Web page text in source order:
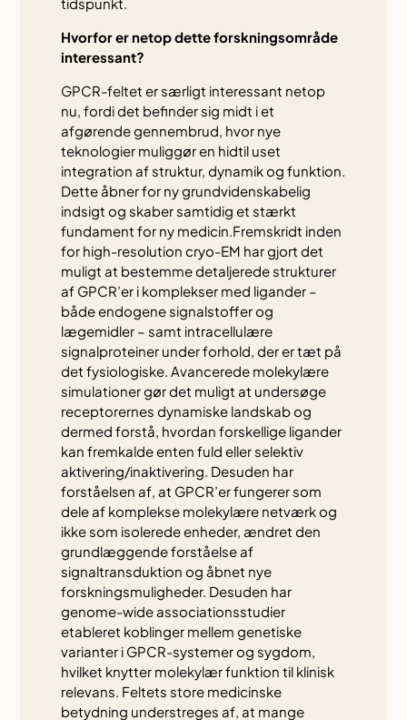
Hvorfor er netop dette forskningsområde
interessant?
GPCR-feltet er særligt interessant netop
nu, fordi det befinder sig midt i et
afgørende gennembrud, hvor nye
teknologier muliggør en hidtil uset
integration af struktur, dynamik og funktion.
Dette åbner for ny grundvidenskabelig
indsigt og skaber samtidig et stærkt
fundament for ny medicin.Fremskridt inden
for high-resolution cryo-EM har gjort det
muligt at bestemme detaljerede strukturer
af GPCR’er i komplekser med ligander –
både endogene signalstoffer og
lægemidler – samt intracellulære
signalproteiner under forhold, der er tæt på
det fysiologiske. Avancerede molekylære
simulationer gør det muligt at undersøge
receptorernes dynamiske landskab og
dermed forstå, hvordan forskellige ligander
kan fremkalde enten fuld eller selektiv
aktivering/inaktivering. Desuden har
forståelsen af, at GPCR’er fungerer som
dele af komplekse molekylære netværk og
ikke som isolerede enheder, ændret den
grundlæggende forståelse af
signaltransduktion og åbnet nye
forskningsmuligheder. Desuden har
genome-wide associationsstudier
etableret koblinger mellem genetiske
varianter i GPCR-systemer og sygdom,
hvilket knytter molekylær funktion til klinisk
relevans. Feltets store medicinske
betydning understreges af, at mange